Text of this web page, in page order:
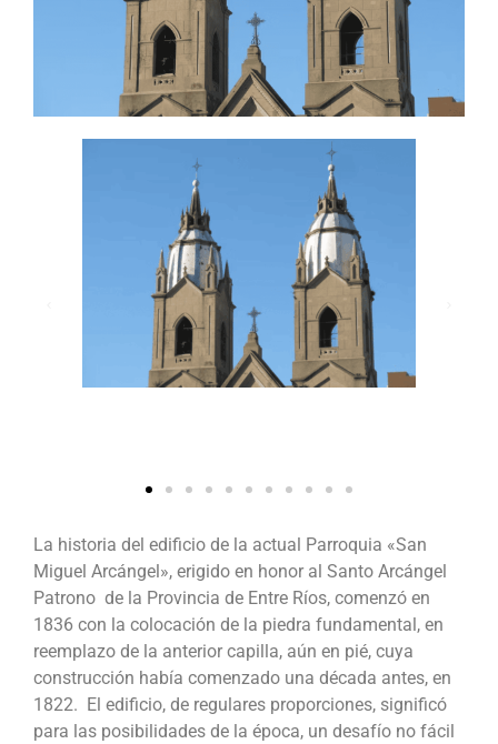
La historia del edificio de la actual Parroquia «San
Miguel Arcángel», erigido en honor al Santo Arcángel
Patrono de la Provincia de Entre Ríos, comenzó en
1836 con la colocación de la piedra fundamental, en
reemplazo de la anterior capilla, aún en pié, cuya
construcción había comenzado una década antes, en
1822. El edificio, de regulares proporciones, significó
para las posibilidades de la época, un desafío no fácil